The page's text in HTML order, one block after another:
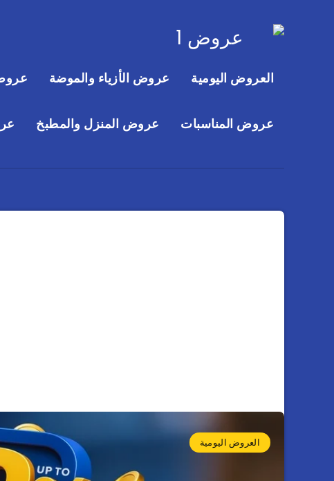
العروض اليومية عروض الأزياء والموضة
عروض المناسبات عروض المنزل والمطبخ
العروض اليومية